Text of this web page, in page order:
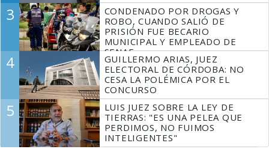
3
CONDENADO POR DROGAS Y
ROBO, CUANDO SALIÓ DE
PRISIÓN FUE BECARIO
MUNICIPAL Y EMPLEADO DE
SENAF
4
GUILLERMO ARIAS, JUEZ
ELECTORAL DE CÓRDOBA: NO
CESA LA POLÉMICA POR EL
CONCURSO
5
LUIS JUEZ SOBRE LA LEY DE
TIERRAS: "ES UNA PELEA QUE
PERDIMOS, NO FUIMOS
INTELIGENTES"